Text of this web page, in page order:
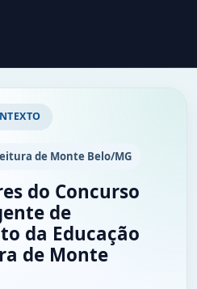
de Monte Belo/MG
do Concurso
de
da Educação
de Monte